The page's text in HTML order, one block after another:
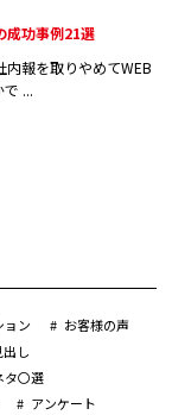
成功事例21選
報を取りやめてWEB
...
ョン
お客様の声
出し
タ〇選
アンケート